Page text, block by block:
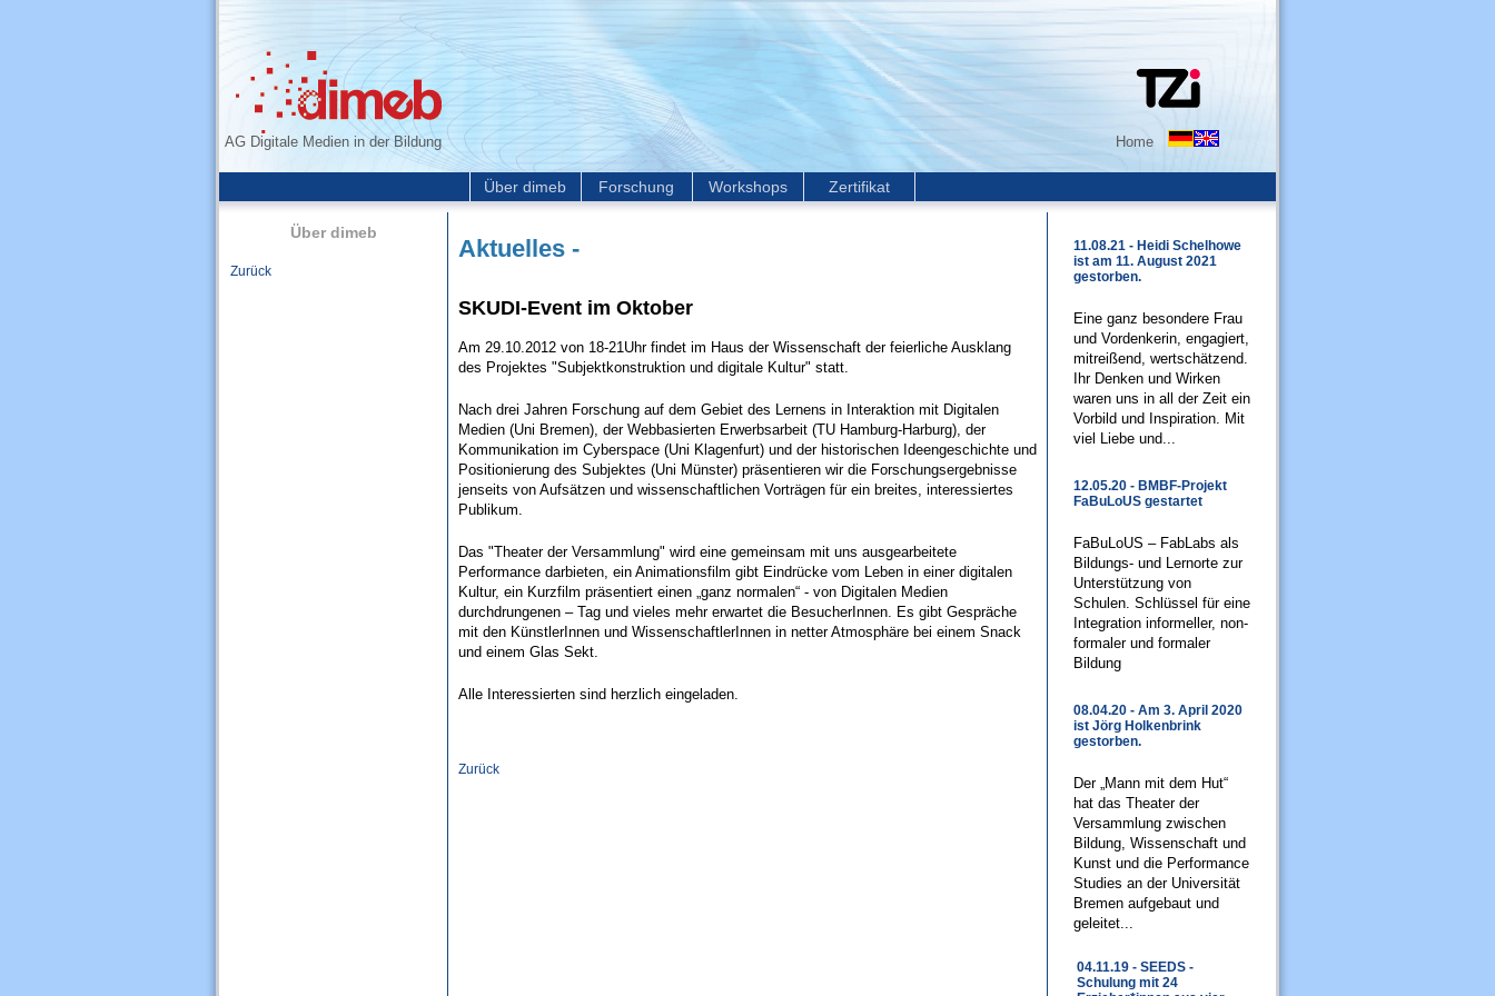
AG Digitale Medien in der Bildung Home
Über dimeb Forschung Workshops Zertifikat
Über dimeb
Zurück
Aktuelles -
SKUDI-Event im Oktober
Am 29.10.2012 von 18-21Uhr findet im Haus der Wissenschaft der feierliche Ausklang
des Projektes "Subjektkonstruktion und digitale Kultur" statt.
Nach drei Jahren Forschung auf dem Gebiet des Lernens in Interaktion mit Digitalen
Medien (Uni Bremen), der Webbasierten Erwerbsarbeit (TU Hamburg-Harburg), der
Kommunikation im Cyberspace (Uni Klagenfurt) und der historischen Ideengeschichte und
Positionierung des Subjektes (Uni Münster) präsentieren wir die Forschungsergebnisse
jenseits von Aufsätzen und wissenschaftlichen Vorträgen für ein breites, interessiertes
Publikum.
Das "Theater der Versammlung" wird eine gemeinsam mit uns ausgearbeitete
Performance darbieten, ein Animationsfilm gibt Eindrücke vom Leben in einer digitalen
Kultur, ein Kurzfilm präsentiert einen „ganz normalen“ - von Digitalen Medien
durchdrungenen – Tag und vieles mehr erwartet die BesucherInnen. Es gibt Gespräche
mit den KünstlerInnen und WissenschaftlerInnen in netter Atmosphäre bei einem Snack
und einem Glas Sekt.
Alle Interessierten sind herzlich eingeladen.
Zurück
11.08.21 - Heidi Schelhowe
ist am 11. August 2021
gestorben.
Eine ganz besondere Frau
und Vordenkerin, engagiert,
mitreißend, wertschätzend.
Ihr Denken und Wirken
waren uns in all der Zeit ein
Vorbild und Inspiration. Mit
viel Liebe und...
12.05.20 - BMBF-Projekt
FaBuLoUS gestartet
FaBuLoUS – FabLabs als
Bildungs- und Lernorte zur
Unterstützung von
Schulen. Schlüssel für eine
Integration informeller, non-
formaler und formaler
Bildung
08.04.20 - Am 3. April 2020
ist Jörg Holkenbrink
gestorben.
Der „Mann mit dem Hut“
hat das Theater der
Versammlung zwischen
Bildung, Wissenschaft und
Kunst und die Performance
Studies an der Universität
Bremen aufgebaut und
geleitet...
04.11.19 - SEEDS -
Schulung mit 24